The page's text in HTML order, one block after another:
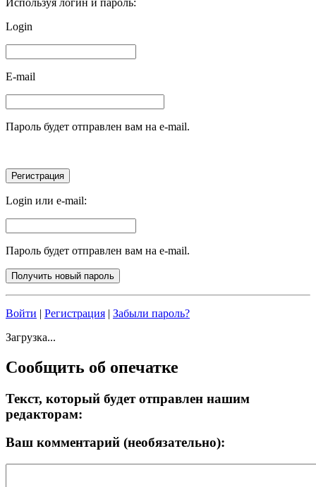
Login
E-mail
Пароль будет отправлен вам на e-mail.
Login или e-mail:
Пароль будет отправлен вам на e-mail.
Войти | Регистрация | Забыли пароль?
Загрузка...
Сообщить об опечатке
Текст, который будет отправлен нашим
редакторам:
Ваш комментарий (необязательно):